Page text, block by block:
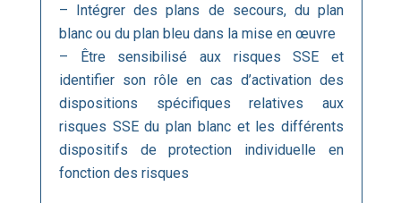
– Intégrer des plans de secours, du plan
blanc ou du plan bleu dans la mise en œuvre
– Être sensibilisé aux risques SSE et
identifier son rôle en cas d’activation des
dispositions spécifiques relatives aux
risques SSE du plan blanc et les différents
dispositifs de protection individuelle en
fonction des risques